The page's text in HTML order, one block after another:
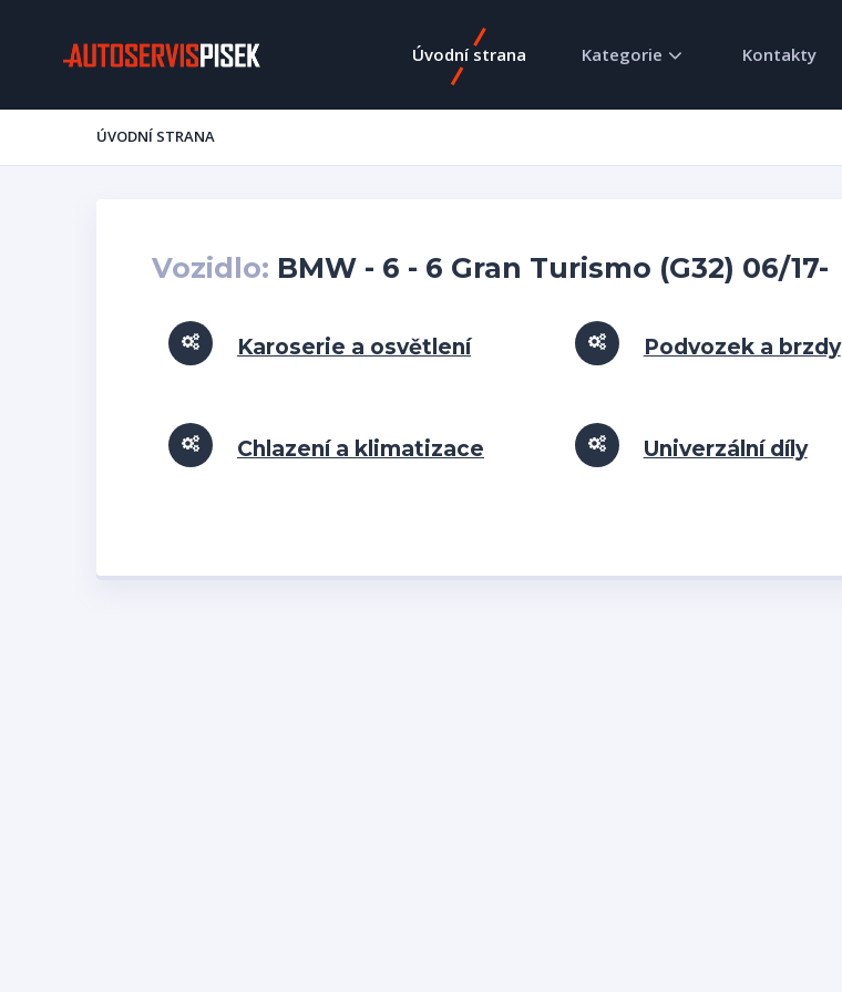
Úvodní strana Kategorie Kontakty
ÚVODNÍ STRANA
Vozidlo: BMW - 6 - 6 Gran Turismo (G32) 06/17-
Karoserie a osvětlení Podvozek a brzdy
Chlazení a klimatizace Univerzální díly